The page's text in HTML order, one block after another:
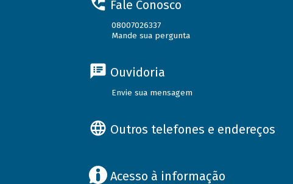
Fale Conosco
08007026337
Mande sua pergunta
Ouvidoria
Envie sua mensagem
Outros telefones e endereços
Acesso à informação